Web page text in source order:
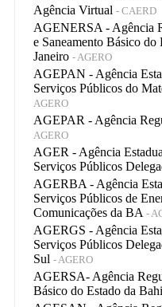
Agência Virtual - CAERD
AGENERSA - Agência
e Saneamento Básico do
Janeiro - AGERO
AGEPAN - Agência
Serviços Públicos do
AGERO
AGEPAR - Agência
AGERO
AGER - Agência
Serviços Públicos
AGERBA - Agência
Serviços Públicos de
Comunicações da BA -
AGERGS - Agência
Serviços Públicos
Sul - AGERO
AGERSA- Agência
Básico do Estado da